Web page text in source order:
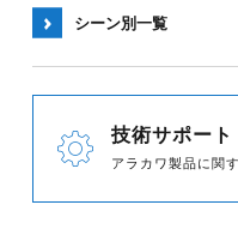
シーン別一覧
技術サポート
アラカワ製品に関